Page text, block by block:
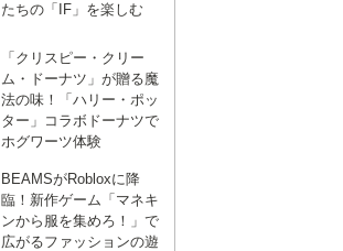
たちの「IF」を楽しむ
「クリスピー・クリー
ム・ドーナツ」が贈る魔
法の味！「ハリー・ポッ
ター」コラボドーナツで
ホグワーツ体験
BEAMSがRobloxに降
臨！新作ゲーム「マネキ
ンから服を集めろ！」で
広がるファッションの遊